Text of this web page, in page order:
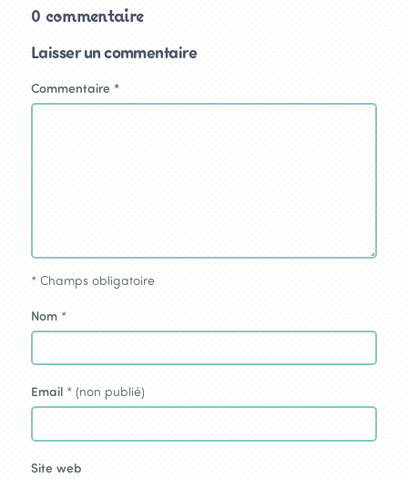
0 commentaire
Laisser un commentaire
Commentaire *
* Champs obligatoire
Nom *
Email * (non publié)
Site web